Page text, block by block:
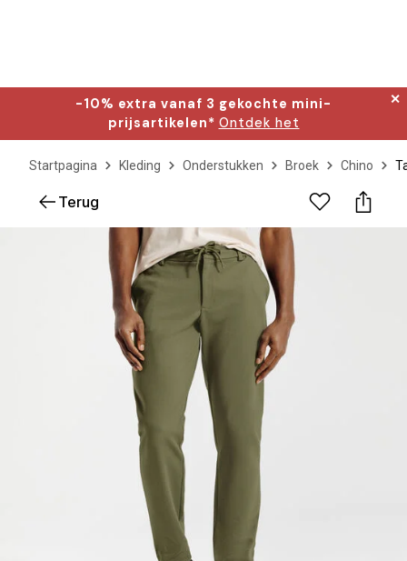
-10% extra vanaf 3 gekochte mini-
prijsartikelen* Ontdek het
✕
Startpagina Kleding Onderstukken Broek Chino
Terug